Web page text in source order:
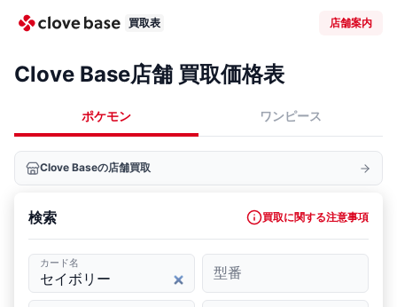
買取表 店舗案内
Clove Base店舗 買取価格表
ポケモン ワンピース
Clove Baseの店舗買取
検索 買取に関する注意事項
カード名
型番